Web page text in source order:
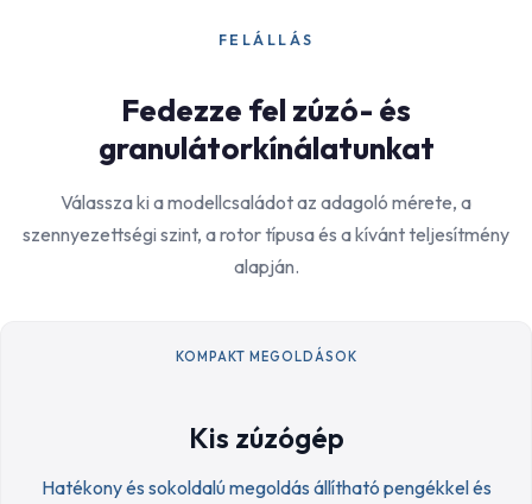
FELÁLLÁS
Fedezze fel zúzó- és
granulátorkínálatunkat
Válassza ki a modellcsaládot az adagoló mérete, a
szennyezettségi szint, a rotor típusa és a kívánt teljesítmény
alapján.
KOMPAKT MEGOLDÁSOK
Kis zúzógép
Hatékony és sokoldalú megoldás állítható pengékkel és